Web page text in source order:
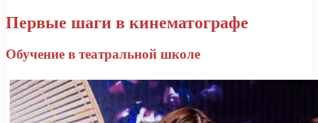
Первые шаги в кинематографе
Обучение в театральной школе